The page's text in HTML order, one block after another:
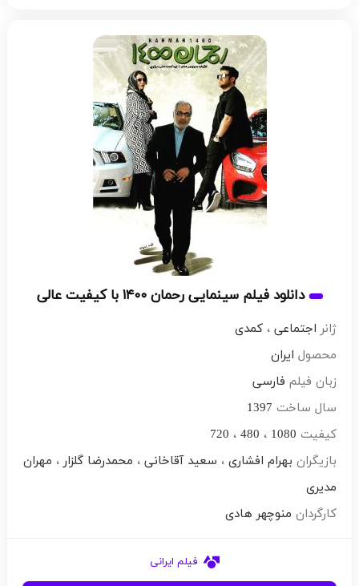
دانلود فیلم سینمایی رحمان ۱۴۰۰ با کیفیت عالی
ژانر اجتماعی ،کمدی
محصول ایران
زبان فیلم فارسی
سال ساخت 1397
کیفیت 1080 ، 480 ، 720
بازیگران بهرام افشاری ، سعید آقاخانی ، محمدرضا گلزار ، مهران
مدیری
کارگردان منوچهر هادی
فیلم ایرانی